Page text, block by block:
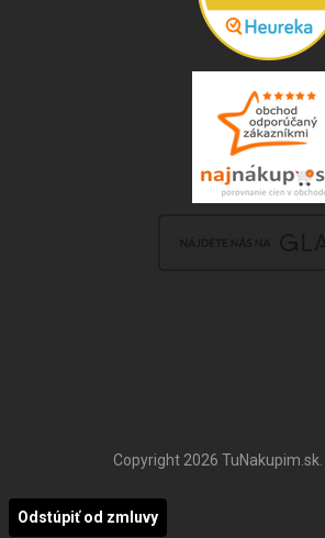
Copyright 2026 TuNakupim.sk
Odstúpiť od zmluvy